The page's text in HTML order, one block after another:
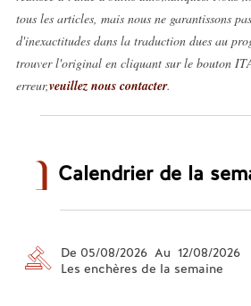
tous les articles, mais nous ne garantissons
d'inexactitudes dans la traduction dues au
trouver l'original en cliquant sur le bouton
erreur,veuillez nous contacter.
Calendrier de la
De 05/08/2026 Au 12/08/2026
Les enchères de la semaine